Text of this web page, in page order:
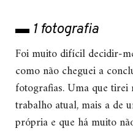
▬ 1 fotografia
Foi muito difícil decidir-
como não cheguei a
fotografias. Uma que
trabalho atual, mais a de
própria e que há muito